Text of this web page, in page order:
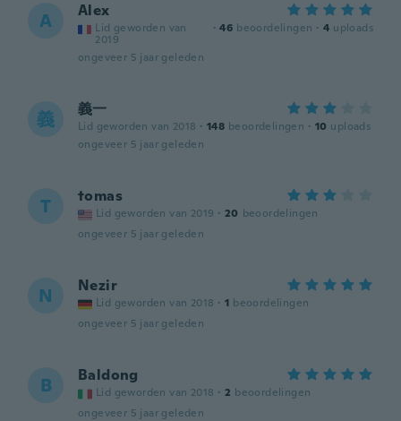
A Alex
Lid geworden van
2019
· 46 beoordelingen · 4 uploads
ongeveer 5 jaar geleden
義 義一
Lid geworden van 2018 · 148 beoordelingen · 10 uploads
ongeveer 5 jaar geleden
T tomas
Lid geworden van 2019 · 20 beoordelingen
ongeveer 5 jaar geleden
N Nezir
Lid geworden van 2018 · 1 beoordelingen
ongeveer 5 jaar geleden
B Baldong
Lid geworden van 2018 · 2 beoordelingen
ongeveer 5 jaar geleden